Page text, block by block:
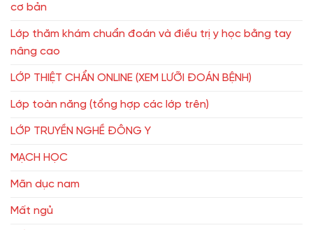
cơ bản
Lớp thăm khám chuẩn đoán và điều trị y học bằng tay
nâng cao
LỚP THIỆT CHẨN ONLINE (XEM LƯỠI ĐOÁN BỆNH)
Lớp toàn năng (tổng hợp các lớp trên)
LỚP TRUYỀN NGHỀ ĐÔNG Y
MẠCH HỌC
Mãn dục nam
Mất ngủ